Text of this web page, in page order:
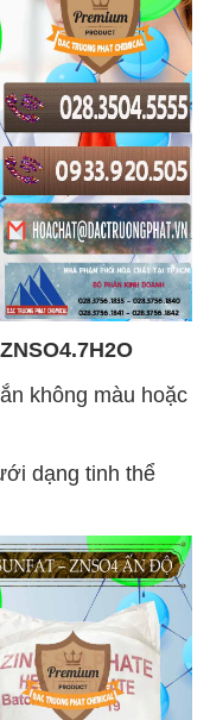
không màu hoặc
dạng tinh thể